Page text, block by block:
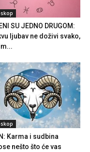
SU JEDNO DRUGOM:
ljubav ne doživi svako,
Karma i sudbina
nešto što će vas